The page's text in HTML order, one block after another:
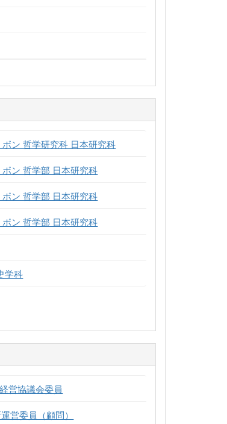
ン 哲学研究科 日本研究科
ン 哲学部 日本研究科
ン 哲学部 日本研究科
ン 哲学部 日本研究科
学科
営協議会委員
営委員（顧問）